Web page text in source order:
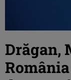
Drăgan,